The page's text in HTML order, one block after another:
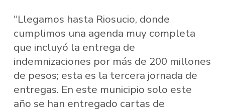
“Llegamos hasta Riosucio, donde
cumplimos una agenda muy completa
que incluyó la entrega de
indemnizaciones por más de 200 millones
de pesos; esta es la tercera jornada de
entregas. En este municipio solo este
año se han entregado cartas de